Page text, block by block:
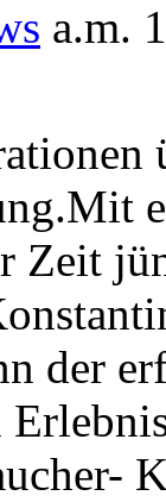
a.m.
Zeit
der